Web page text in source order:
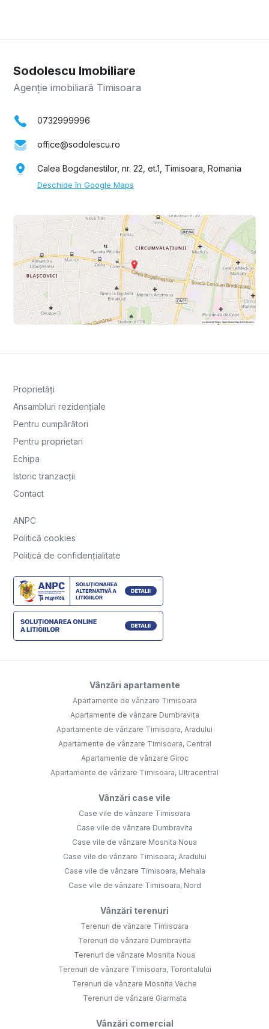
Sodolescu Imobiliare
Agenție imobiliară Timisoara
0732999996
office@sodolescu.ro
Calea Bogdanestilor, nr. 22, et.1, Timisoara, Romania
Deschide în Google Maps
Proprietăți
Ansambluri rezidențiale
Pentru cumpărători
Pentru proprietari
Echipa
Istoric tranzacții
Contact
ANPC
Politică cookies
Politică de confidențialitate
Vânzări apartamente
Apartamente de vânzare Timisoara
Apartamente de vânzare Dumbravita
Apartamente de vânzare Timisoara, Aradului
Apartamente de vânzare Timisoara, Central
Apartamente de vânzare Giroc
Apartamente de vânzare Timisoara, Ultracentral
Vânzări case vile
Case vile de vânzare Timisoara
Case vile de vânzare Dumbravita
Case vile de vânzare Mosnita Noua
Case vile de vânzare Timisoara, Aradului
Case vile de vânzare Timisoara, Mehala
Case vile de vânzare Timisoara, Nord
Vânzări terenuri
Terenuri de vânzare Timisoara
Terenuri de vânzare Dumbravita
Terenuri de vânzare Mosnita Noua
Terenuri de vânzare Timisoara, Torontalului
Terenuri de vânzare Mosnita Veche
Terenuri de vânzare Giarmata
Vânzări comercial